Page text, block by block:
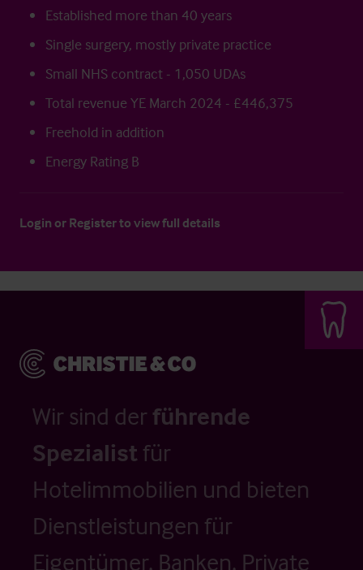
Established more than 40 years
Single surgery, mostly private practice
Small NHS contract - 1,050 UDAs
Total revenue YE March 2024 - £446,375
Freehold in addition
Energy Rating B
Login or Registerto view full details
Wir sind der führende
Spezialistfür
Hotelimmobilien und bieten
Dienstleistungen für
Eigentümer, Banken, Private